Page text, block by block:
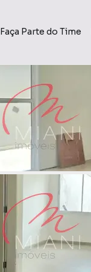
Faça Parte do Time